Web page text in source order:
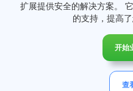
扩展提供安全的解决方案。
的支持，提高
开始
查